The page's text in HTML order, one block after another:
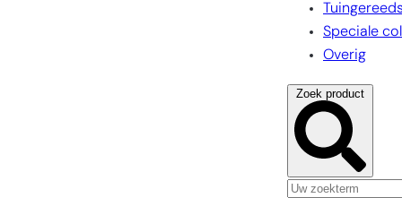
Speciale
Overig
Zoek product